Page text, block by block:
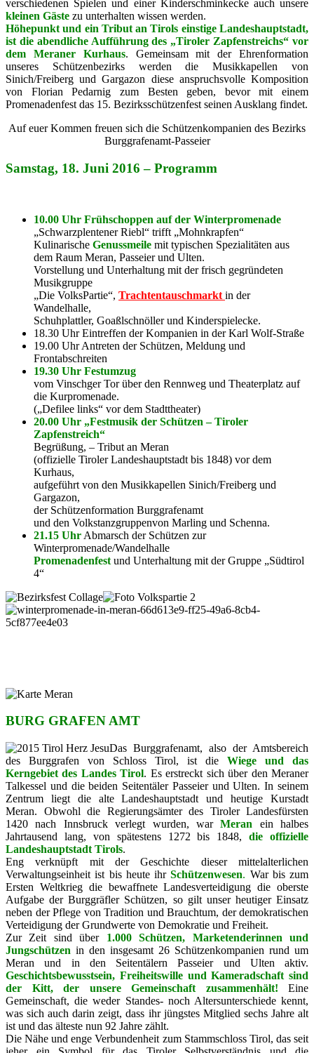
verschiedenen Spielen und einer Kinderschminkecke auch unsere
kleinen Gäste zu unterhalten wissen werden.
Höhepunkt und ein Tribut an Tirols einstige Landeshauptstadt,
ist die abendliche Aufführung des „Tiroler Zapfenstreichs“ vor
dem Meraner Kurhaus. Gemeinsam mit der Ehrenformation
unseres Schützenbezirks werden die Musikkapellen von
Sinich/Freiberg und Gargazon diese anspruchsvolle Komposition
von Florian Pedarnig zum Besten geben, bevor mit einem
Promenadenfest das 15. Bezirksschützenfest seinen Ausklang findet.
Auf euer Kommen freuen sich die Schützenkompanien des Bezirks
Burggrafenamt-Passeier
Samstag, 18. Juni 2016 – Programm
10.00 Uhr Frühschoppen auf der Winterpromenade
„Schwarzplentener Riebl“ trifft „Mohnkrapfen“
Kulinarische Genussmeile mit typischen Spezialitäten aus
dem Raum Meran, Passeier und Ulten.
Vorstellung und Unterhaltung mit der frisch gegründeten
Musikgruppe
„Die VolksPartie“, Trachtentauschmarkt in der
Wandelhalle,
Schuhplattler, Goaßlschnöller und Kinderspielecke.
18.30 Uhr Eintreffen der Kompanien in der Karl Wolf-Straße
19.00 Uhr Antreten der Schützen, Meldung und
Frontabschreiten
19.30 Uhr Festumzug
vom Vinschger Tor über den Rennweg und Theaterplatz auf
die Kurpromenade.
(„Defilee links“ vor dem Stadttheater)
20.00 Uhr „Festmusik der Schützen – Tiroler
Zapfenstreich“
Begrüßung, – Tribut an Meran
(offizielle Tiroler Landeshauptstadt bis 1848) vor dem
Kurhaus,
aufgeführt von den Musikkapellen Sinich/Freiberg und
Gargazon,
der Schützenformation Burggrafenamt
und den Volkstanzgruppenvon Marling und Schenna.
21.15 Uhr Abmarsch der Schützen zur
Winterpromenade/Wandelhalle
Promenadenfest und Unterhaltung mit der Gruppe „Südtirol
4“
BURG GRAFEN AMT
Das Burggrafenamt, also der Amtsbereich
des Burggrafen von Schloss Tirol, ist die Wiege und das
Kerngebiet des Landes Tirol. Es erstreckt sich über den Meraner
Talkessel und die beiden Seitentäler Passeier und Ulten. In seinem
Zentrum liegt die alte Landeshauptstadt und heutige Kurstadt
Meran. Obwohl die Regierungsämter des Tiroler Landesfürsten
1420 nach Innsbruck verlegt wurden, warMeran ein halbes
Jahrtausend lang, von spätestens 1272 bis 1848,die offizielle
Landeshauptstadt Tirols.
Eng verknüpft mit der Geschichte dieser mittelalterlichen
Verwaltungseinheit ist bis heute ihrSchützenwesen. War bis zum
Ersten Weltkrieg die bewaffnete Landesverteidigung die oberste
Aufgabe der Burggräfler Schützen, so gilt unser heutiger Einsatz
neben der Pflege von Tradition und Brauchtum, der demokratischen
Verteidigung der Grundwerte von Demokratie und Freiheit.
Zur Zeit sind über 1.000 Schützen, Marketenderinnen und
Jungschützen in den insgesamt 26 Schützenkompanien rund um
Meran und in den Seitentälern Passeier und Ulten aktiv.
Geschichtsbewusstsein, Freiheitswille und Kameradschaft sind
der Kitt, der unsere Gemeinschaft zusammenhält! Eine
Gemeinschaft, die weder Standes- noch Altersunterschiede kennt,
was sich auch darin zeigt, dass ihr jüngstes Mitglied sechs Jahre alt
ist und das älteste nun 92 Jahre zählt.
Die Nähe und enge Verbundenheit zum Stammschloss Tirol, das seit